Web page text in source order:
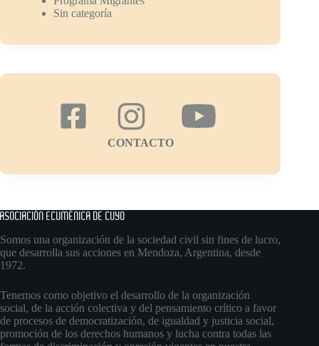
Sin categoría
CONTACTO
ASOCIACIÓN ECUMÉNICA DE CUYO
Somos una organización de la sociedad civil sin fines de lucro,
que desarrolla sus acciones en Mendoza, Argentina, desde
1972.
Tenemos como objetivo el desarrollo de la organización
social, de la acción colectiva y del pensamiento crítico a favor
de procesos de democratización, de igualdad y justicia social,
promoción de los derechos humanos y lucha contra todas las